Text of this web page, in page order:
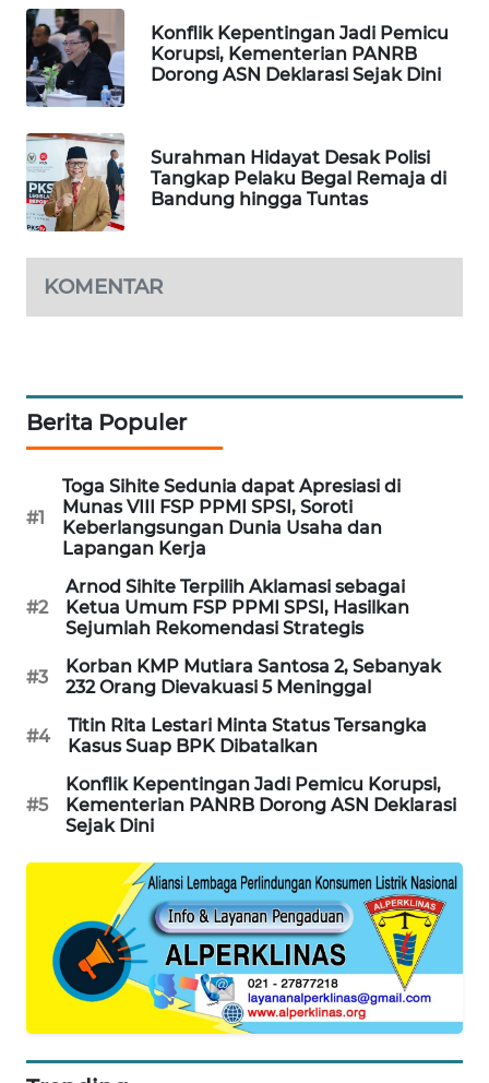
Konflik Kepentingan Jadi Pemicu
Korupsi, Kementerian PANRB
Dorong ASN Deklarasi Sejak Dini
Surahman Hidayat Desak Polisi
Tangkap Pelaku Begal Remaja di
Bandung hingga Tuntas
KOMENTAR
Berita Populer
#1
Toga Sihite Sedunia dapat Apresiasi di
Munas VIII FSP PPMI SPSI, Soroti
Keberlangsungan Dunia Usaha dan
Lapangan Kerja
#2
Arnod Sihite Terpilih Aklamasi sebagai
Ketua Umum FSP PPMI SPSI, Hasilkan
Sejumlah Rekomendasi Strategis
#3
Korban KMP Mutiara Santosa 2, Sebanyak
232 Orang Dievakuasi 5 Meninggal
#4
Titin Rita Lestari Minta Status Tersangka
Kasus Suap BPK Dibatalkan
#5
Konflik Kepentingan Jadi Pemicu Korupsi,
Kementerian PANRB Dorong ASN Deklarasi
Sejak Dini
LKKI
KOPEKLIN
KONSUMEN
FORWAMKI
FORJASIDA
NEWS
NEWS
SIDIKALANG
SIBARAGAS
SIANTAR
NEWS
METRO
MEDAN
JAKARTA
NEWS
NEWS